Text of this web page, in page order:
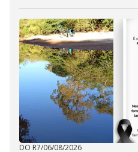
DO R7/06/08/2026